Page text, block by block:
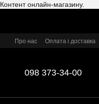
Контент онлайн-магазину.
Про нас Оплата і доставка
098 373-34-00